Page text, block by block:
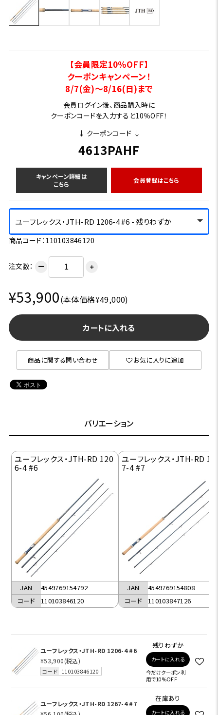
【会員限定10％OFF】
クーポンキャンペーン！
8/7(金)～8/16(日)まで
会員ログイン後、商品購入時に
クーポンコードを入力すると10％OFF！
↓ クーポンコード ↓
4613PAHF
キャンペーン詳細は
こちら
会員登録はこちら
ユーフレックス・JTH-RD 1206-4 #6 - 残りわずか
商品コード：110103846120
注文数： ー ＋
¥53,900(本体価格¥49,000)
カートに入れる
商品に関する問い合わせ お気に入りに追加
バリエーション
ユーフレックス・JTH-RD 120
6-4 #6
JAN
4549769154792
コード
110103846120
ユーフレックス・JTH-RD
7-4 #7
JAN
4549769154808
コード
110103847126
ユーフレックス・JTH-RD 1206-4 #6
¥53,900(税込)
コード 110103846120
残りわずか
カートに入れる
今だけクーポン利
用で10%OFF
ユーフレックス・JTH-RD 1267-4 #7
在庫あり
カートに入れる